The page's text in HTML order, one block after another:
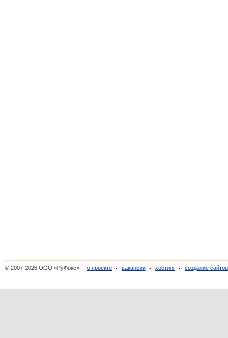
© 2007-2026 ООО «РуФокс» о проекте вакансии хостинг создание сайтов